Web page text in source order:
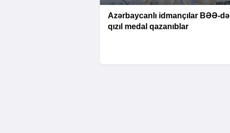
Azərbaycanlı idmançılar BƏƏ-də
qızıl medal qazanıblar